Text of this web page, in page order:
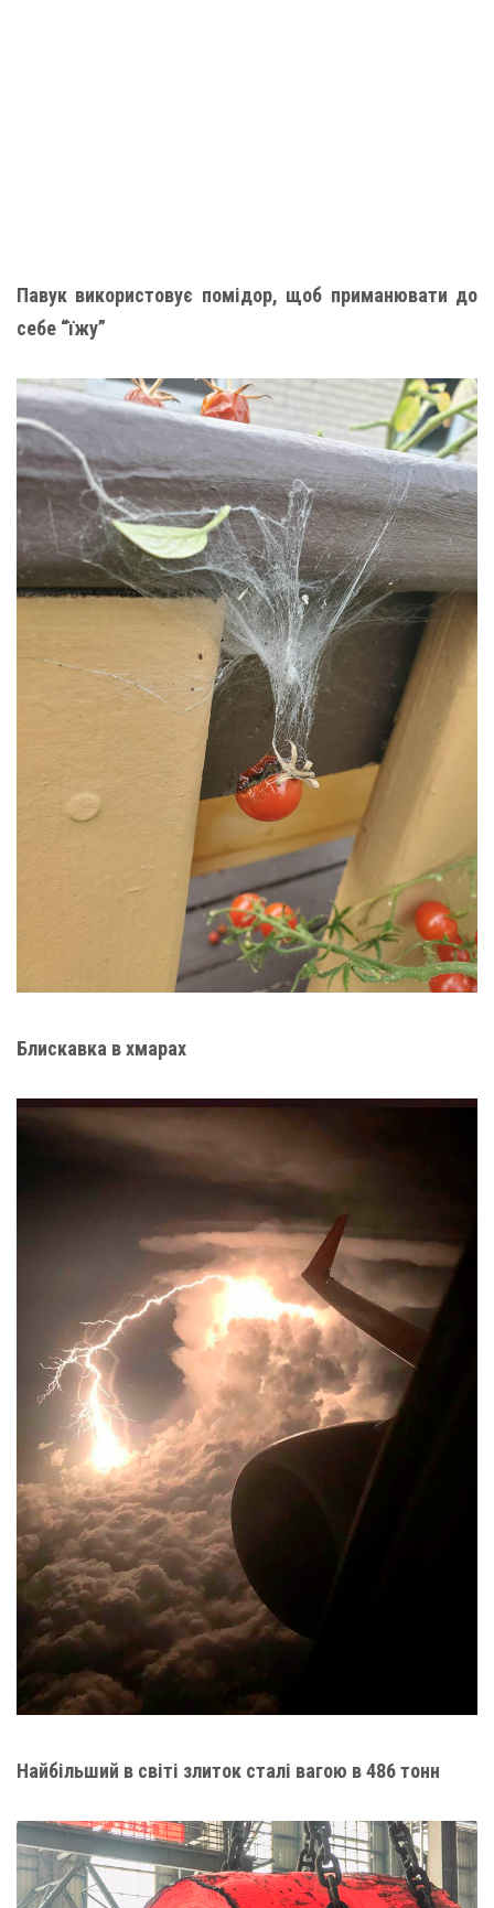
Павук використовує помідор, щоб приманювати до
себе “їжу”
Блискавка в хмарах
Найбільший в світі злиток сталі вагою в 486 тонн